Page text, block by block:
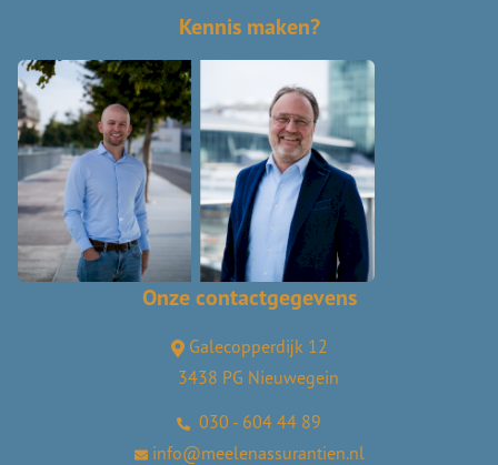
Kennis maken?
Onze contactgegevens
Galecopperdijk 12
3438 PG Nieuwegein
030 - 604 44 89
info@meelenassurantien.nl